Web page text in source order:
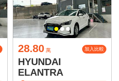
28.80 萬 加入比較
HYUNDAI
ELANTRA